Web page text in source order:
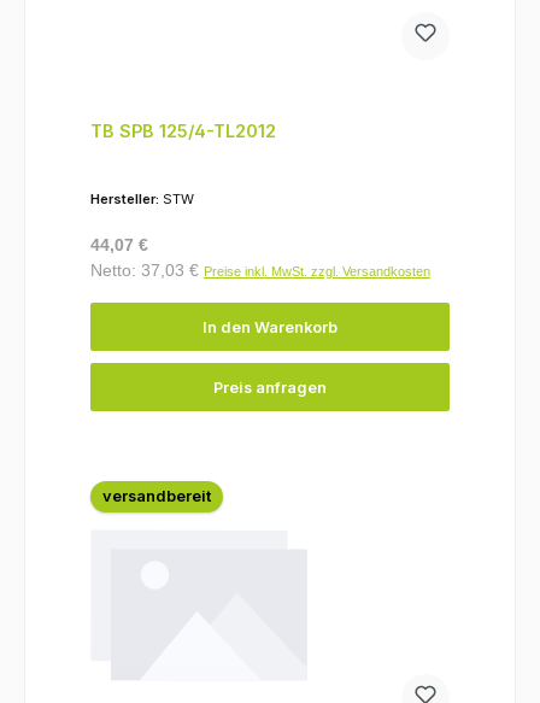
TB SPB 125/4-TL2012
Hersteller: STW
Regulärer Preis:
44,07 €
Netto: 37,03 € Preise inkl. MwSt. zzgl. Versandkosten
In den Warenkorb
Preis anfragen
versandbereit